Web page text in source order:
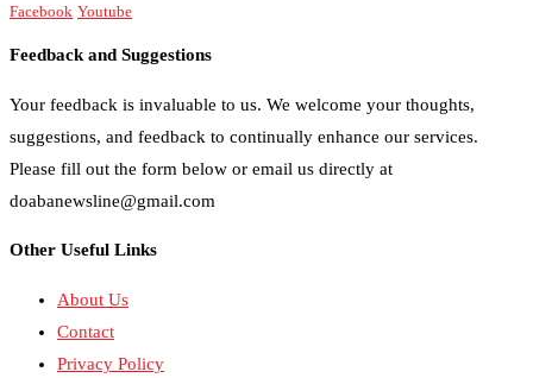
Facebook Youtube
Feedback and Suggestions
Your feedback is invaluable to us. We welcome your thoughts,
suggestions, and feedback to continually enhance our services.
Please fill out the form below or email us directly at
doabanewsline@gmail.com
Other Useful Links
About Us
Contact
Privacy Policy